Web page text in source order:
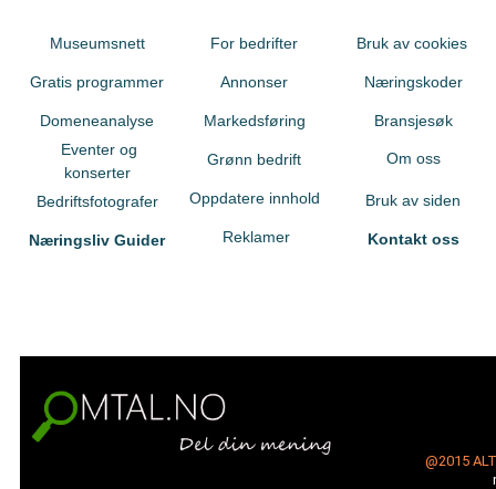
Museumsnett
Gratis programmer
Domeneanalyse
Eventer og
konserter
Bedriftsfotografer
Næringsliv Guider
For bedrifter
Annonser
Markedsføring
Grønn bedrift
Oppdatere innhold
Reklamer
Bruk av cookies
Næringskoder
Bransjesøk
Om oss
Bruk av siden
Kontakt oss
@2015